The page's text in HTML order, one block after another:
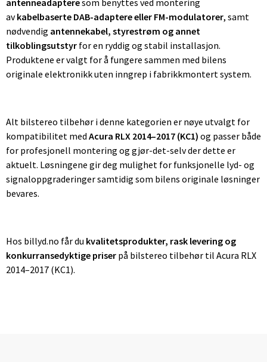
avkabelbaserte DAB-adaptere eller FM-modulatorer, samt
nødvendig antennekabel, styrestrøm og annet
tilkoblingsutstyr for en ryddig og stabil installasjon.
Produktene er valgt for å fungere sammen med bilens
originale elektronikk uten inngrep i fabrikkmontert system.
Alt bilstereo tilbehør i denne kategorien er nøye utvalgt for
kompatibilitet med Acura RLX 2014–2017 (KC1) og passer både
for profesjonell montering og gjør-det-selv der dette er
aktuelt. Løsningene gir deg mulighet for funksjonelle lyd- og
signaloppgraderinger samtidig som bilens originale løsninger
bevares.
Hos billyd.no får du kvalitetsprodukter, rask levering og
konkurransedyktige priser på bilstereo tilbehør til Acura RLX
2014–2017 (KC1).